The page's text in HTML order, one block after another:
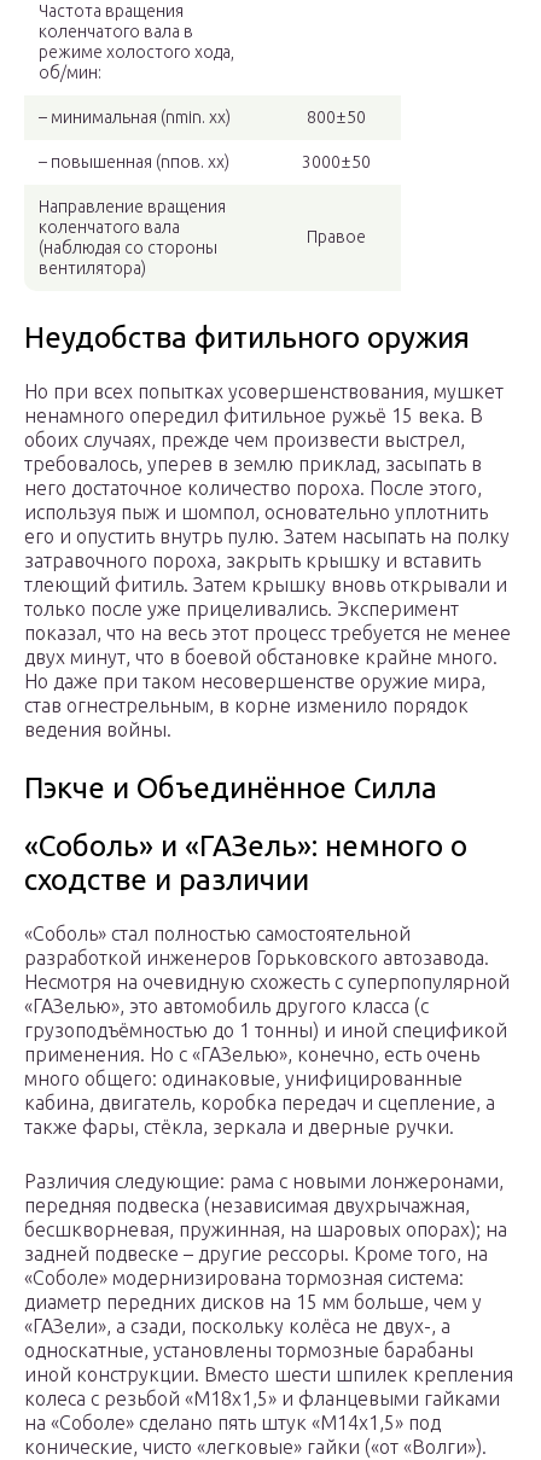
Частота вращения
коленчатого вала в
режиме холостого хода,
об/мин:
– минимальная (nmin. хх) 800±50
– повышенная (nпов. хх) 3000±50
Направление вращения
коленчатого вала
(наблюдая со стороны
вентилятора)
Правое
Неудобства фитильного оружия
Но при всех попытках усовершенствования, мушкет
ненамного опередил фитильное ружьё 15 века. В
обоих случаях, прежде чем произвести выстрел,
требовалось, уперев в землю приклад, засыпать в
него достаточное количество пороха. После этого,
используя пыж и шомпол, основательно уплотнить
его и опустить внутрь пулю. Затем насыпать на полку
затравочного пороха, закрыть крышку и вставить
тлеющий фитиль. Затем крышку вновь открывали и
только после уже прицеливались. Эксперимент
показал, что на весь этот процесс требуется не менее
двух минут, что в боевой обстановке крайне много.
Но даже при таком несовершенстве оружие мира,
став огнестрельным, в корне изменило порядок
ведения войны.
Пэкче и Объединённое Силла
«Соболь» и «ГАЗель»: немного о
сходстве и различии
«Соболь» стал полностью самостоятельной
разработкой инженеров Горьковского автозавода.
Несмотря на очевидную схожесть с суперпопулярной
«ГАЗелью», это автомобиль другого класса (с
грузоподъёмностью до 1 тонны) и иной спецификой
применения. Но с «ГАЗелью», конечно, есть очень
много общего: одинаковые, унифицированные
кабина, двигатель, коробка передач и сцепление, а
также фары, стёкла, зеркала и дверные ручки.
Различия следующие: рама с новыми лонжеронами,
передняя подвеска (независимая двухрычажная,
бесшкворневая, пружинная, на шаровых опорах); на
задней подвеске – другие рессоры. Кроме того, на
«Соболе» модернизирована тормозная система:
диаметр передних дисков на 15 мм больше, чем у
«ГАЗели», а сзади, поскольку колёса не двух-, а
односкатные, установлены тормозные барабаны
иной конструкции. Вместо шести шпилек крепления
колеса с резьбой «М18х1,5» и фланцевыми гайками
на «Соболе» сделано пять штук «М14х1,5» под
конические, чисто «легковые» гайки («от «Волги»).